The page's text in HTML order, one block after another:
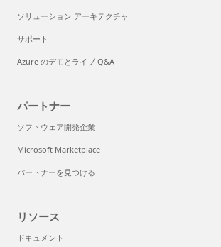
ソリューション アーキテクチャ
サポート
Azure のデモとライブ Q&A
パートナー
ソフトウェア開発企業
Microsoft Marketplace
パートナーを見つける
リソース
ドキュメント